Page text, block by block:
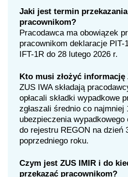
Jaki jest termin przekazania
pracownikom?
Pracodawca ma obowiązek
pracownikom deklaracje PIT-
IFT-1R do 28 lutego 2026 r.
Kto musi złożyć informację
ZUS IWA składają
opłacali składki wypadkowe
zgłaszali średnio co najmniej
ubezpieczenia
do rejestru REGON na dzień
poprzedniego roku.
Czym jest ZUS IMIR i do
przekazać pracownikom?